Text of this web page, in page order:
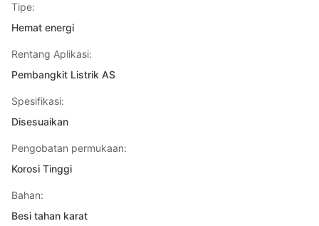
Tipe:
Hemat energi
Rentang Aplikasi:
Pembangkit Listrik AS
Spesifikasi:
Disesuaikan
Pengobatan permukaan:
Korosi Tinggi
Bahan:
Besi tahan karat